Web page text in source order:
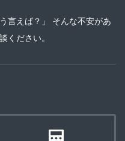
言えば？」 そんな不安があ
ください。